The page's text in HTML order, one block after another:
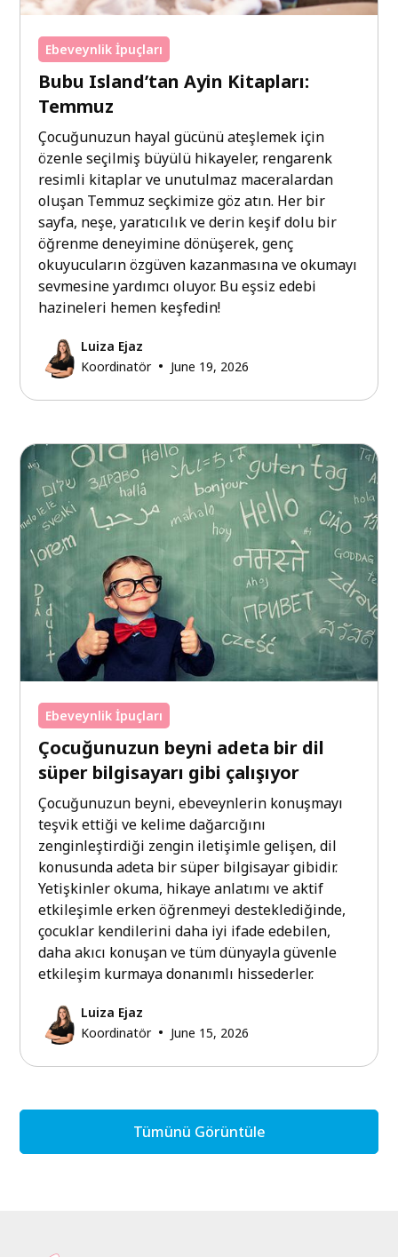
Ebeveynlik İpuçları
Bubu Island’tan Ayin Kitapları:
Temmuz
Çocuğunuzun hayal gücünü ateşlemek için
özenle seçilmiş büyülü hikayeler, rengarenk
resimli kitaplar ve unutulmaz maceralardan
oluşan Temmuz seçkimize göz atın. Her bir
sayfa, neşe, yaratıcılık ve derin keşif dolu bir
öğrenme deneyimine dönüşerek, genç
okuyucuların özgüven kazanmasına ve okumayı
sevmesine yardımcı oluyor. Bu eşsiz edebi
hazineleri hemen keşfedin!
Luiza Ejaz
Koordinatör • June 19, 2026
Ebeveynlik İpuçları
Çocuğunuzun beyni adeta bir dil
süper bilgisayarı gibi çalışıyor
Çocuğunuzun beyni, ebeveynlerin konuşmayı
teşvik ettiği ve kelime dağarcığını
zenginleştirdiği zengin iletişimle gelişen, dil
konusunda adeta bir süper bilgisayar gibidir.
Yetişkinler okuma, hikaye anlatımı ve aktif
etkileşimle erken öğrenmeyi desteklediğinde,
çocuklar kendilerini daha iyi ifade edebilen,
daha akıcı konuşan ve tüm dünyayla güvenle
etkileşim kurmaya donanımlı hissederler.
Luiza Ejaz
Koordinatör • June 15, 2026
Tümünü Görüntüle